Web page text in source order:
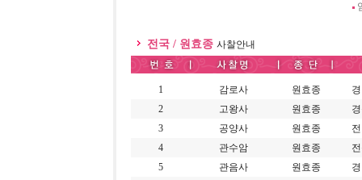
전국 / 원효종 사찰안내
1 감로사 원효종
2
고왕사 원효종
3
공양사 원효종
4
관수암 원효종
5
관음사 원효종